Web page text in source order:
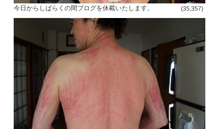
今日からしばらくの間ブログを休載いたします。 (35,357)